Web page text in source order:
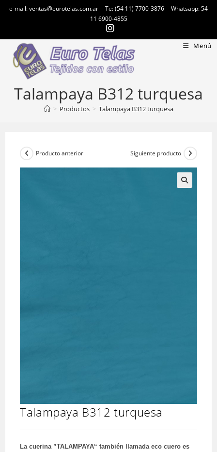
e-mail: ventas@eurotelas.com.ar -- Te: (54 11) 7700-3876 -- Whatsapp: 54
11 6900-4855
Menú
Talampaya B312 turquesa
> Productos > Talampaya B312 turquesa
Producto anterior Siguiente producto
Talampaya B312 turquesa
La cuerina ”TALAMPAYA“ también llamada eco cuero es